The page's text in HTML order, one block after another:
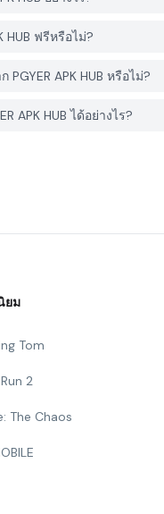
HUB ฟรีหรือไม่?
APK HUB หรือไม่?
APK HUB ได้อย่างไร?
ยม
Tom
2
The Chaos